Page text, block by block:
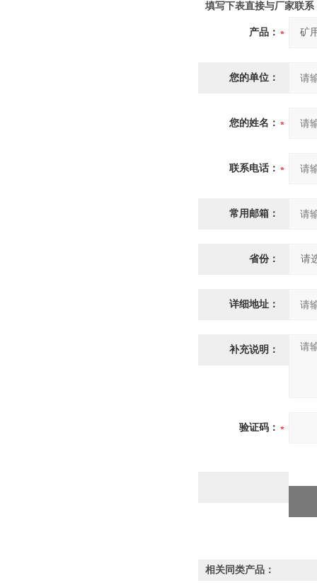
填写下表直接与厂家联系
产品：
您的单位：
您的姓名：
联系电话：
常用邮箱：
省份：
详细地址：
补充说明：
验证码：
相关同类产品：